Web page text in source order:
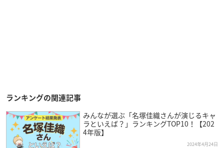
ランキングの関連記事
みんなが選ぶ「名塚佳織さんが演じるキャ
ラといえば？」ランキングTOP10！【202
4年版】
2024年4月24日